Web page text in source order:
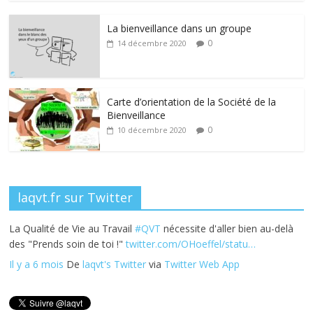
e
b
o
o
k
itt
er e e g
La bienveillance dans un groupe
14 décembre 2020 0
Carte d’orientation de la Société de la
Bienveillance
10 décembre 2020 0
laqvt.fr sur Twitter
La Qualité de Vie au Travail#QVT nécessite d'aller bien au-delà
des "Prends soin de toi !"twitter.com/OHoeffel/statu…
Il y a 6 mois Delaqvt's Twitter via Twitter Web App